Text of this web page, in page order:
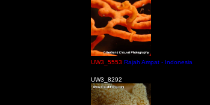
UW3_5553 Rajah Ampat - Indonesia
UW3_8292